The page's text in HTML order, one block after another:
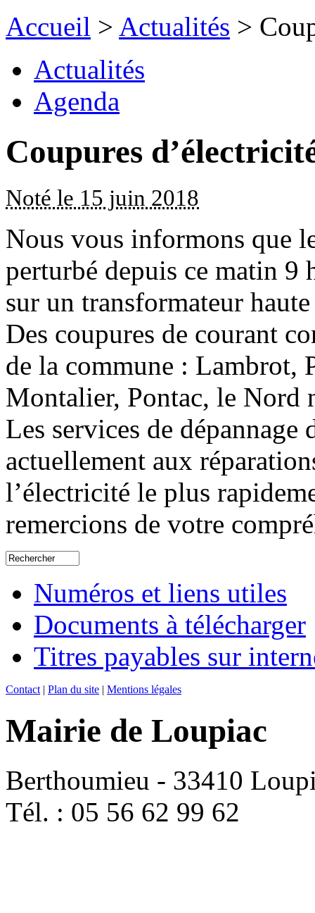
Accueil > Actualités >
Actualités
Agenda
Coupures
Noté le 15 juin 2018
Nous vous informons que
perturbé depuis ce matin 9
sur un transformateur
Des coupures de courant
de la commune : Lambrot,
Montalier, Pontac, le Nord
Les services de dépannage
actuellement aux
l’électricité le plus
remercions de votre
Numéros et liens utiles
Documents à télécharger
Titres payables sur
Contact | Plan du site | Mentions légales
Mairie de Loupiac
Berthoumieu - 33410
Tél. : 05 56 62 99 62